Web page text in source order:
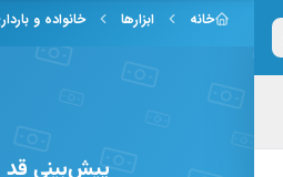
به محتوای اصلی
خانه ابزارها خانواده و بارداری
پیش‌بینی قد